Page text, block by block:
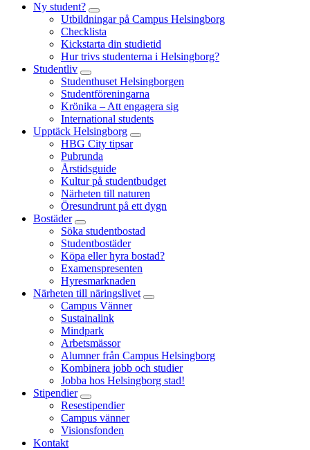
Ny student?
Utbildningar på Campus Helsingborg
Checklista
Kickstarta din studietid
Hur trivs studenterna i Helsingborg?
Studentliv
Studenthuset Helsingborgen
Studentföreningarna
Krönika – Att engagera sig
International students
Upptäck Helsingborg
HBG City tipsar
Pubrunda
Årstidsguide
Kultur på studentbudget
Närheten till naturen
Öresundrunt på ett dygn
Bostäder
Söka studentbostad
Studentbostäder
Köpa eller hyra bostad?
Examenspresenten
Hyresmarknaden
Närheten till näringslivet
Campus Vänner
Sustainalink
Mindpark
Arbetsmässor
Alumner från Campus Helsingborg
Kombinera jobb och studier
Jobba hos Helsingborg stad!
Stipendier
Resestipendier
Campus vänner
Visionsfonden
Kontakt